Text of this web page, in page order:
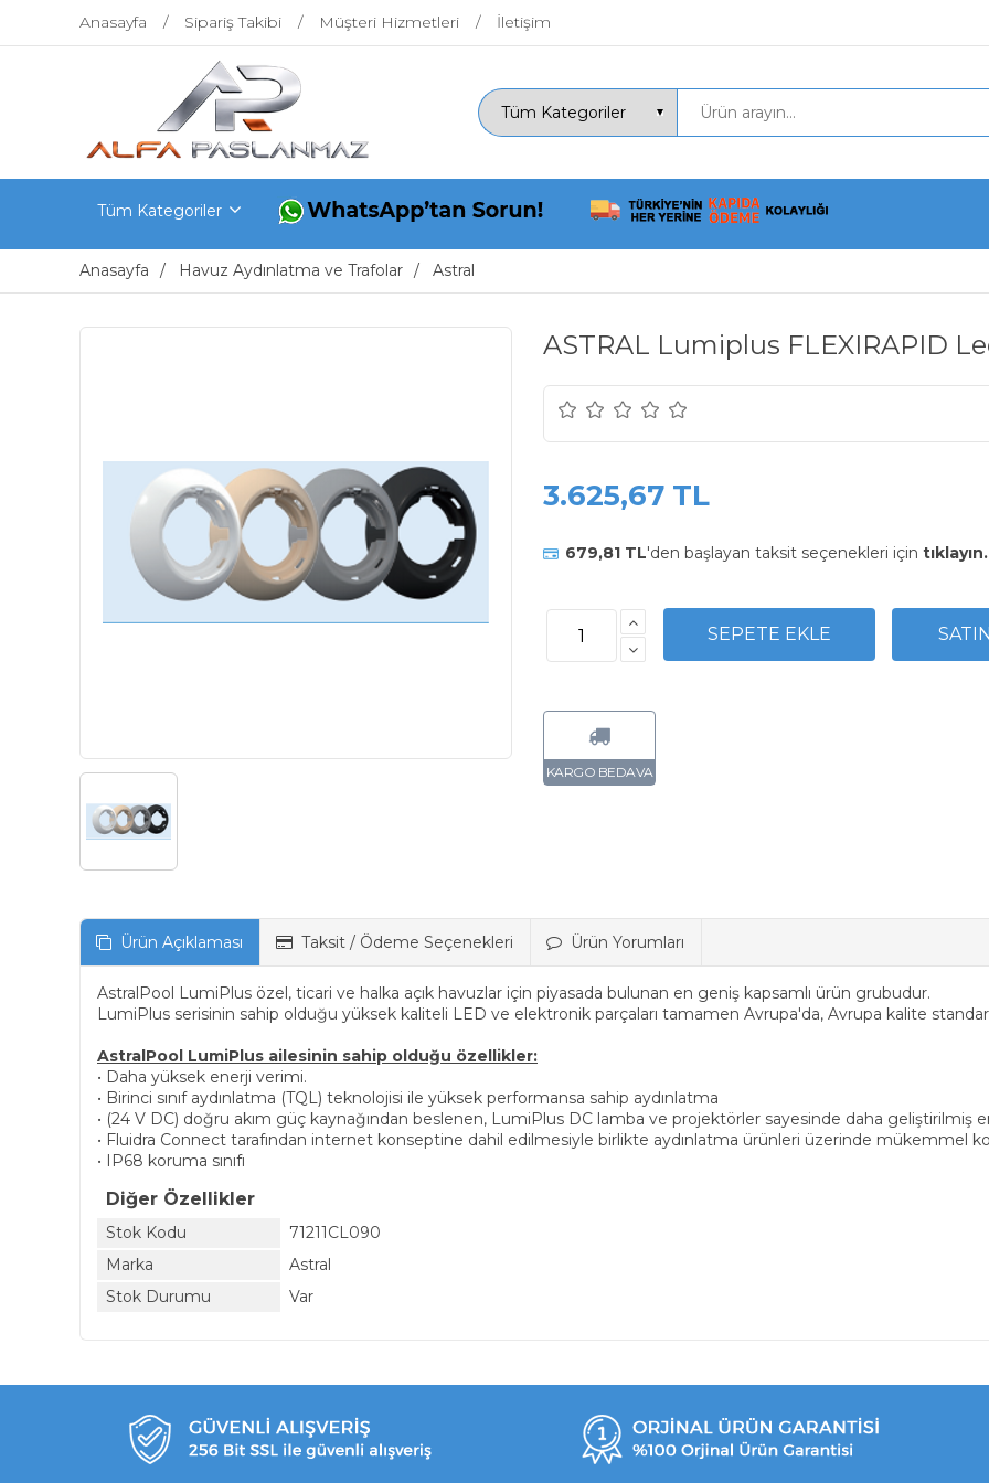
Anasayfa Sipariş Takibi Müşteri Hizmetleri İletişim
Tüm Kategoriler
Anasayfa Havuz Aydınlatma ve Trafolar Astral
ASTRAL Lumiplus FLEXIRAPID
3.625,67 TL
679,81 TL'den başlayan taksit seçenekleri için tıklayın.
Ürün Açıklaması Taksit / Ödeme Seçenekleri Ürün Yorumları
AstralPool LumiPlus özel, ticari ve halka açık havuzlar için piyasada bulunan en geniş kapsamlı ürün grubudur.
LumiPlus serisinin sahip olduğu yüksek kaliteli LED ve elektronik parçaları tamamen Avrupa'da, Avrupa kalite
AstralPool LumiPlus ailesinin sahip olduğu özellikler:
• Daha yüksek enerji verimi.
• Birinci sınıf aydınlatma (TQL) teknolojisi ile yüksek performansa sahip aydınlatma
• (24 V DC) doğru akım güç kaynağından beslenen, LumiPlus DC lamba ve projektörler sayesinde daha geliştirilmiş
• Fluidra Connect tarafından internet konseptine dahil edilmesiyle birlikte aydınlatma ürünleri üzerinde mükemmel
• IP68 koruma sınıfı
Diğer Özellikler
Stok Kodu
71211CL090
Marka
Astral
Stok Durumu
Var